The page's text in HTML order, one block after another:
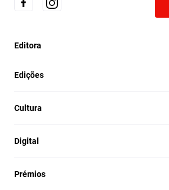
Editora
Edições
Cultura
Digital
Prémios